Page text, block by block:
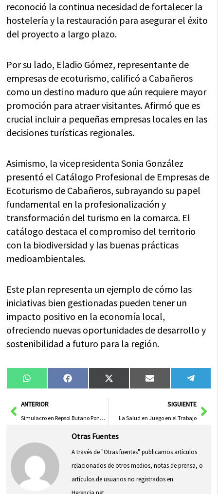
reconoció la continua necesidad de fortalecer la
hostelería y la restauración para asegurar el éxito
del proyecto a largo plazo.
Por su lado, Eladio Gómez, representante de
empresas de ecoturismo, calificó a Cabañeros
como un destino maduro que aún requiere mayor
promoción para atraer visitantes. Afirmó que es
crucial incluir a pequeñas empresas locales en las
decisiones turísticas regionales.
Asimismo, la vicepresidenta Sonia González
presentó el Catálogo Profesional de Empresas de
Ecoturismo de Cabañeros, subrayando su papel
fundamental en la profesionalización y
transformación del turismo en la comarca. El
catálogo destaca el compromiso del territorio
con la biodiversidad y las buenas prácticas
medioambientales.
Este plan representa un ejemplo de cómo las
iniciativas bien gestionadas pueden tener un
impacto positivo en la economía local,
ofreciendo nuevas oportunidades de desarrollo y
sostenibilidad a futuro para la región.
Compartir
en
WhatsAppCompartir
en
FacebookCompartir
en
X
(Twitter)
Compartir
en
Email
en
AntANTERIOR
Simulacro en Repsol Butano Pondrá a Prueba el Innovador Sistema de Alerta Ciudadana ‘Es-Alert’
SIGUIENTE
La Salud en Juego en el Trabajo
Otras Fuentes
A través de "Otras fuentes" publicamos artículos
relacionados de otros medios, notas de prensa, o
artículos de usuarios no registrados en